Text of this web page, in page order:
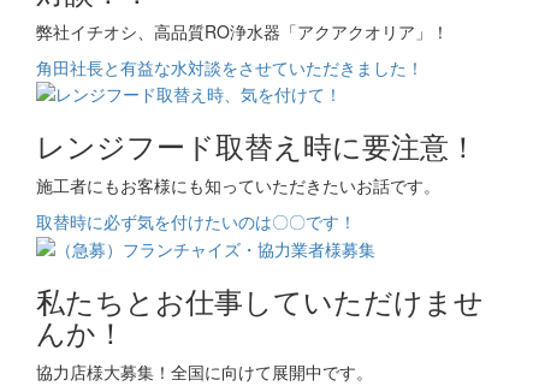
弊社イチオシ、高品質RO浄水器「アクアクオリア」！
角田社長と有益な水対談をさせていただきました！
レンジフード取替え時に要注意！
施工者にもお客様にも知っていただきたいお話です。
取替時に必ず気を付けたいのは〇〇です！
私たちとお仕事していただけませ
んか！
協力店様大募集！全国に向けて展開中です。